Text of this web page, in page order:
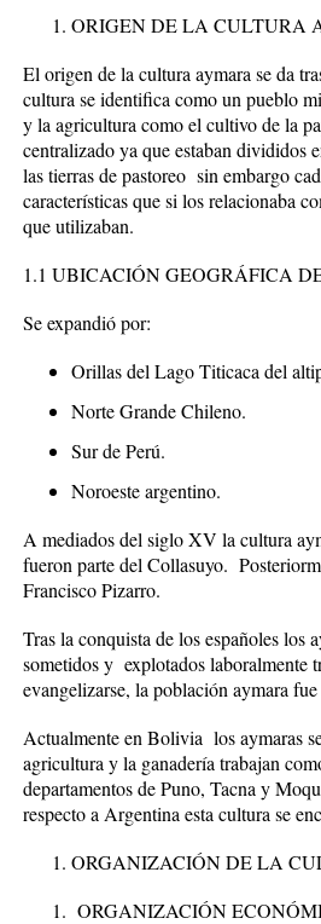
ORIGEN DE LA CULTURA
El origen de la cultura aymara se da
cultura se identifica como un pueblo
y la agricultura como el cultivo de la
centralizado ya que estaban divididos
las tierras de pastoreo sin embargo
características que si los relacionaba
que utilizaban.
1.1 UBICACIÓN GEOGRÁFICA
Se expandió por:
Orillas del Lago Titicaca del
Norte Grande Chileno.
Sur de Perú.
Noroeste argentino.
A mediados del siglo XV la cultura
fueron parte del Collasuyo.
Francisco Pizarro.
Tras la conquista de los españoles
sometidos y explotados laboralmente
evangelizarse, la población aymara
Actualmente en Bolivia los aymaras
agricultura y la ganadería trabajan
departamentos de Puno, Tacna y
respecto a Argentina esta cultura se
ORGANIZACIÓN DE LA
ORGANIZACIÓN